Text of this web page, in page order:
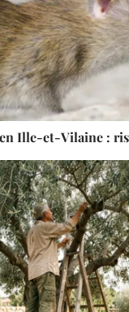
Ille-et-Vilaine :